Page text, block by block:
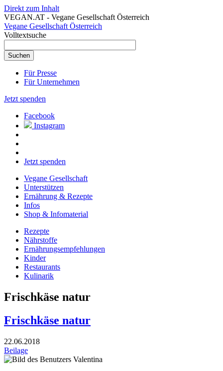
Direkt zum Inhalt
VEGAN.AT - Vegane Gesellschaft Österreich
Vegane Gesellschaft Österreich
Volltextsuche
Für Presse
Für Unternehmen
Jetzt spenden
Facebook
Instagram
Jetzt spenden
Vegane Gesellschaft
Unterstützen
Ernährung & Rezepte
Infos
Shop & Infomaterial
Rezepte
Nährstoffe
Ernährungsempfehlungen
Kinder
Restaurants
Kulinarik
Frischkäse natur
Frischkäse natur
22.06.2018
Beilage